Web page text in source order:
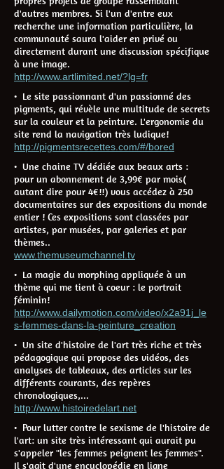
d'autres membres. Si l'un d'entre eux
recherche une information particulière, la
communauté saura l'aider en privé ou
directement durant une discussion spécifique
à une image.
http://www.artlimited.net/?lg=fr
• Le site passionnant d'un passionné des
pigments, qui révèle une multitude de secrets
sur la couleur et la peinture. L'ergonomie du
site rend la navigation très ludique!
http://pigmentsrecettes.com/#/bored
• Une chaine TV dédiée aux beaux arts :
pour un abonnement de 3,99€ par mois(
autant dire pour 4€!!) vous accédez à 250
documentaires sur des expositions du monde
entier ! Ces expositions sont classées par
artistes, par musées, par galeries et par
thèmes..
www.themuseumchannel.tv
• La magie du morphing appliquée à un
thème qui me tient à coeur : le portrait
féminin!
http://www.dailymotion.com/video/x2a91j_le
s-femmes-dans-la-peinture_creation
• Un site d'histoire de l'art très riche et très
pédagogique qui propose des vidéos, des
analyses de tableaux, des articles sur les
différents courants, des repères
chronologiques,...
http://www.histoiredelart.net
• Pour lutter contre le sexisme de l'histoire de
l'art: un site très intéressant qui aurait pu
s'appeler "les femmes peignent les femmes".
Il s'agit d'une encyclopédie en ligne